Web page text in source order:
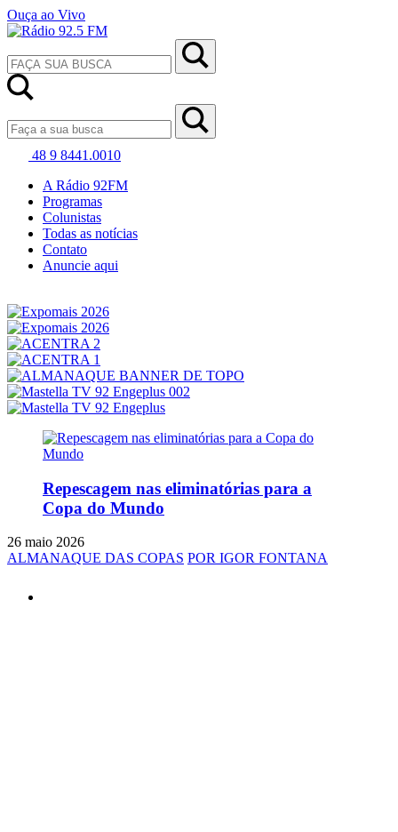
Ouça ao Vivo
48 9 8441.0010
A Rádio 92FM
Programas
Colunistas
Todas as notícias
Contato
Anuncie aqui
Repescagem nas eliminatórias para a
Copa do Mundo
26 maio 2026
ALMANAQUE DAS COPAS POR IGOR FONTANA